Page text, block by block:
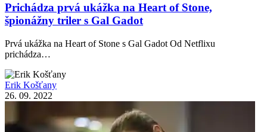
Prichádza prvá ukážka na Heart of Stone,
špionážny triler s Gal Gadot
Prvá ukážka na Heart of Stone s Gal Gadot Od Netflixu
prichádza…
Erik Košťany
26. 09. 2022